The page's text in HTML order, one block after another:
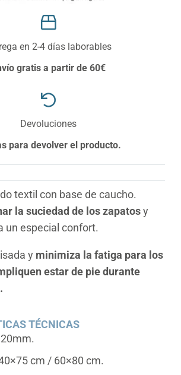
en 2-4 días laborables
gratis a partir de 60€
Devoluciones
para devolver el producto.
textil con base de caucho.
la suciedad de los zapatosy
un especial confort.
y minimiza la fatiga para los
estar de pie durante
TÉCNICAS
cm / 60×80 cm.